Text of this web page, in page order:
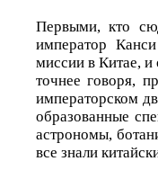
Первыми, кто
император
миссии в Китае, и
точнее говоря,
императорском
образованные
астрономы,
все знали